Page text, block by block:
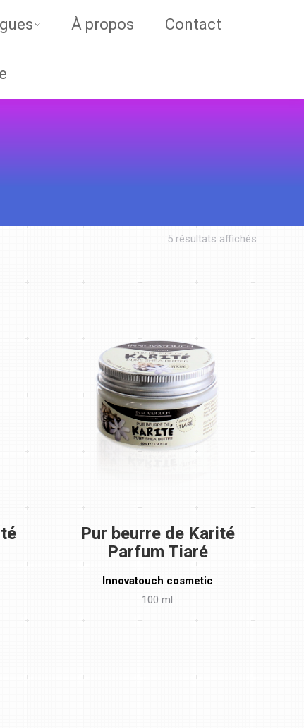
À propos Contact
5 résultats affichés
Pur beurre de Karité
Parfum Tiaré
Innovatouch cosmetic
100 ml